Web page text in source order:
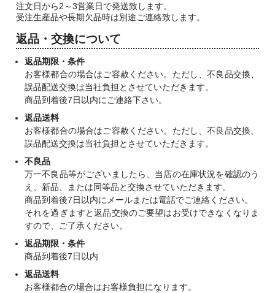
注文日から2～3営業日で発送致します。
受注生産品や長期欠品時は別途ご連絡致します。
返品・交換について
返品期限・条件
お客様都合の場合はご容赦ください。ただし、不良品交換、
誤品配送交換は当社負担とさせていただきます。
商品到着後7日以内にご連絡下さい。
返品送料
お客様都合の場合はご容赦ください。ただし、不良品交換、
誤品配送交換は当社負担とさせていただきます。
不良品
万一不良品等がございましたら、当店の在庫状況を確認のう
え、新品、または同等品と交換させていただきます。
商品到着後7日以内にメールまたは電話でご連絡ください。
それを過ぎますと返品交換のご要望はお受けできなくなりま
すので、ご了承ください。
返品期限・条件
商品到着後7日以内
返品送料
お客様都合の場合はお客様負担になります。